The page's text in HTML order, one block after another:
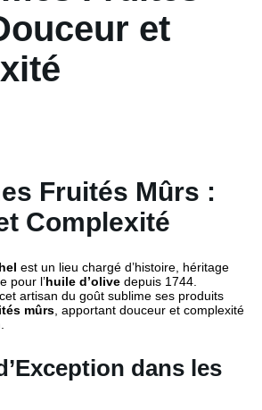
et
Fruités Mûrs :
Complexité
est un lieu chargé d’histoire, héritage
pour l’huile d’olive depuis 1744.
artisan du goût sublime ses produits
mûrs , apportant douceur et complexité
dans les